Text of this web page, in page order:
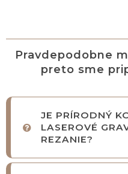
Pravdepodobne
preto sme
JE PRÍRODNÝ
LASEROVÉ
REZANIE?